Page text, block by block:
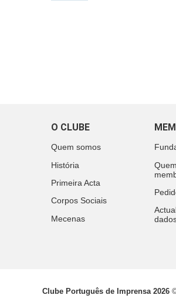
O CLUBE
Quem somos
História
Primeira Acta
Corpos Sociais
Mecenas
Clube Português de Imprensa 2026